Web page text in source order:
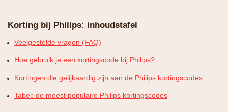
Korting bij Philips: inhoudstafel
Veelgestelde vragen (FAQ)
Hoe gebruik je een kortingscode bij Philips?
Kortingen die gelijkaardig zijn aan de Philips kortingscodes
Tabel: de meest populaire Philips kortingscodes